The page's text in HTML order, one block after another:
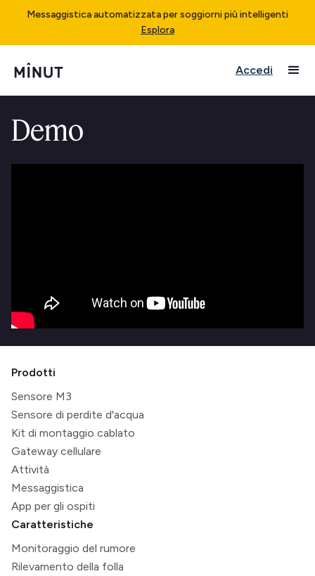
Messaggistica automatizzata per soggiorni più intelligenti
Esplora
Accedi
Demo
Prodotti
Sensore M3
Sensore di perdite d'acqua
Kit di montaggio cablato
Gateway cellulare
Attività
Messaggistica
App per gli ospiti
Caratteristiche
Monitoraggio del rumore
Rilevamento della folla